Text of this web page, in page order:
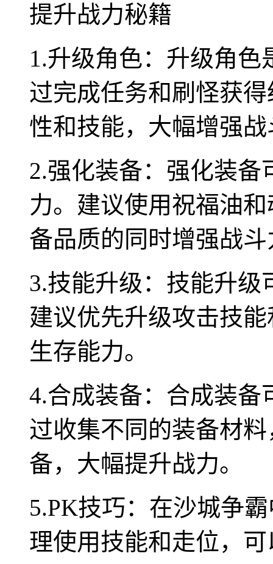
提升战力秘籍
1.升级角色：升级角
过完成任务和刷怪获
性和技能，大幅增强
2.强化装备：强化装
力。建议使用祝福油
备品质的同时增强战斗
3.技能升级：技能升
建议优先升级攻击技
生存能力。
4.合成装备：合成装备
过收集不同的装备材
备，大幅提升战力。
5.PK技巧：在沙城争
理使用技能和走位，